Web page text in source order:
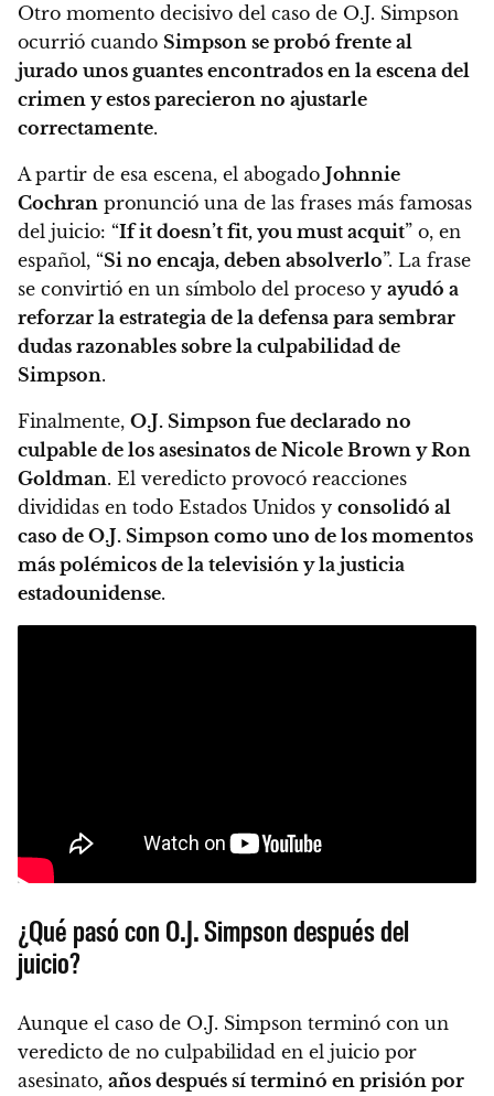
Otro momento decisivo del caso de O.J. Simpson
ocurrió cuando Simpson se probó frente al
jurado unos guantes encontrados en la escena del
crimen y estos parecieron no ajustarle
correctamente.
A partir de esa escena, el abogado Johnnie
Cochran pronunció una de las frases más famosas
del juicio: “If it doesn’t fit, you must acquit” o, en
español, “Si no encaja, deben absolverlo”. La frase
se convirtió en un símbolo del proceso y ayudó a
reforzar la estrategia de la defensa para sembrar
dudas razonables sobre la culpabilidad de
Simpson.
Finalmente, O.J. Simpson fue declarado no
culpable de los asesinatos de Nicole Brown y Ron
Goldman. El veredicto provocó reacciones
divididas en todo Estados Unidos y consolidó al
caso de O.J. Simpson como uno de los momentos
más polémicos de la televisión y la justicia
estadounidense.
¿Qué pasó con O.J. Simpson después del
juicio?
Aunque el caso de O.J. Simpson terminó con un
veredicto de no culpabilidad en el juicio por
asesinato, años después sí terminó en prisión por